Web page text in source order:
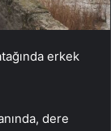
erkek
dere